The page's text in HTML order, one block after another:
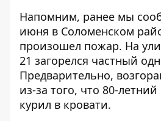
Напомним, ранее мы
июня в Соломенском
произошел пожар. На
21 загорелся частный
Предварительно,
из-за того, что 80-
курил в кровати.